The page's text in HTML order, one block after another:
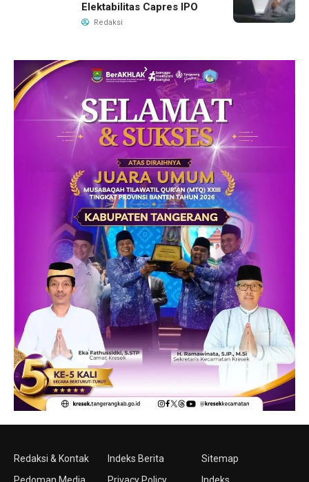
Elektabilitas Capres IPO
Redaksi
Redaksi & Kontak
Indeks Berita
Sitemap